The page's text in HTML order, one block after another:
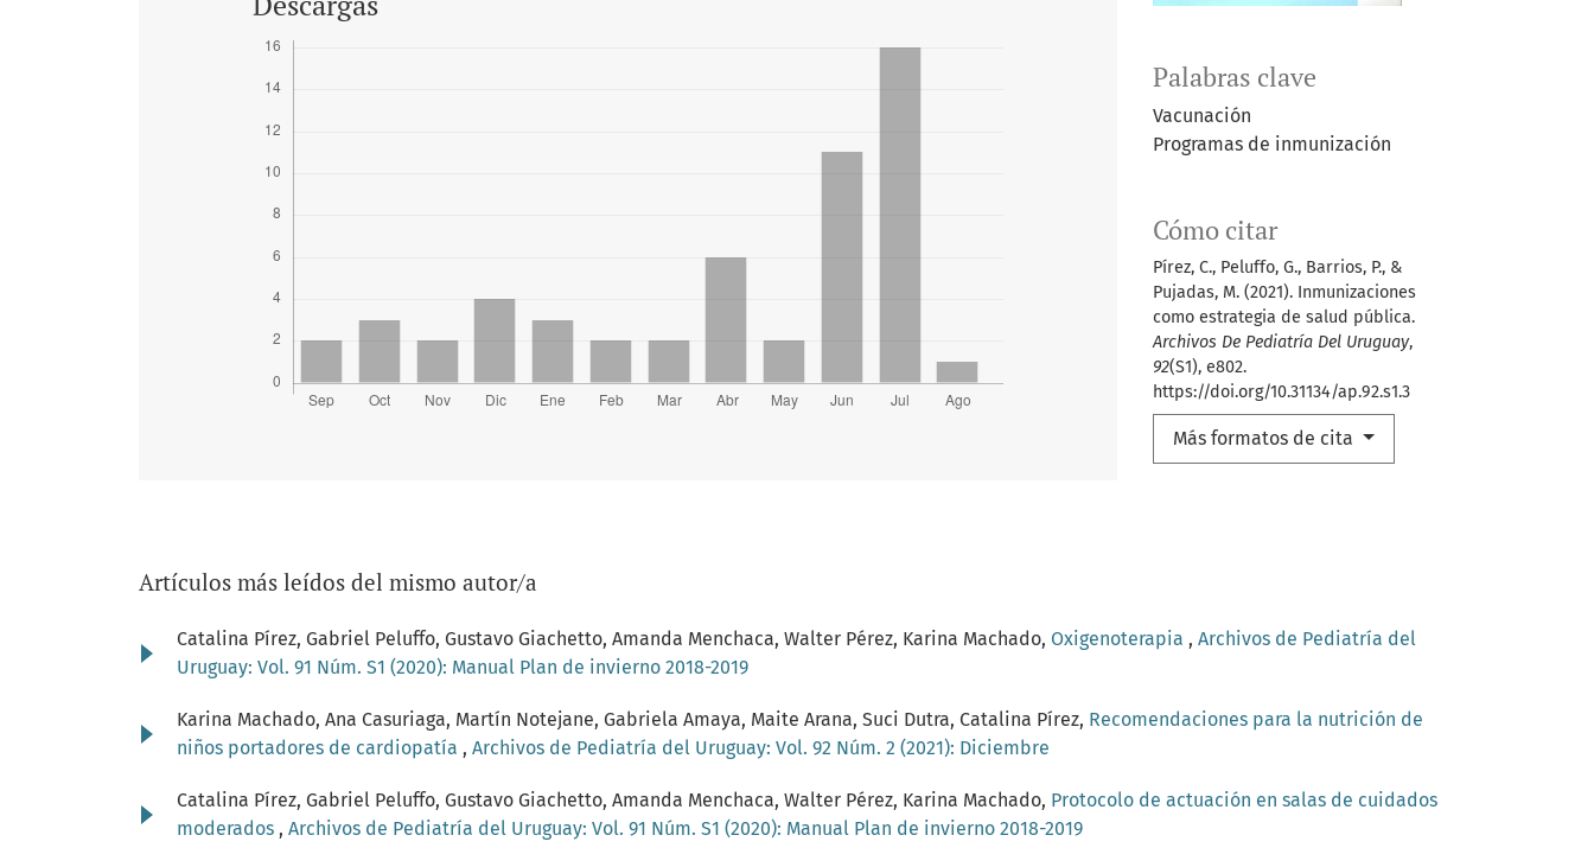
Palabras clave
Vacunación
Programas de inmunización
Cómo citar
Pírez, C., Peluffo, G., Barrios, P., &
Pujadas, M. (2021). Inmunizaciones
como estrategia de salud pública.
Archivos De Pediatría Del Uruguay,
92(S1), e802.
https://doi.org/10.31134/ap.92.s1.3
Más formatos de cita
Artículos más leídos del mismo autor/a
Catalina Pírez, Gabriel Peluffo, Gustavo Giachetto, Amanda Menchaca, Walter Pérez, Karina Machado, Oxigenoterapia , Archivos de Pediatría del
Uruguay: Vol. 91 Núm. S1 (2020): Manual Plan de invierno 2018-2019
Karina Machado, Ana Casuriaga, Martín Notejane, Gabriela Amaya, Maite Arana, Suci Dutra, Catalina Pírez, Recomendaciones para la nutrición de
niños portadores de cardiopatía , Archivos de Pediatría del Uruguay: Vol. 92 Núm. 2 (2021): Diciembre
Catalina Pírez, Gabriel Peluffo, Gustavo Giachetto, Amanda Menchaca, Walter Pérez, Karina Machado, Protocolo de actuación en salas de cuidados
moderados , Archivos de Pediatría del Uruguay: Vol. 91 Núm. S1 (2020): Manual Plan de invierno 2018-2019